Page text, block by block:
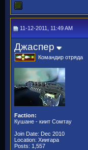
11-12-2011, 11:49 AM
Джаспер
Командир отряда
Faction:
Кушане - киит Сомтау
Join Date: Dec 2010
Location: Хиигара
Posts: 1,557